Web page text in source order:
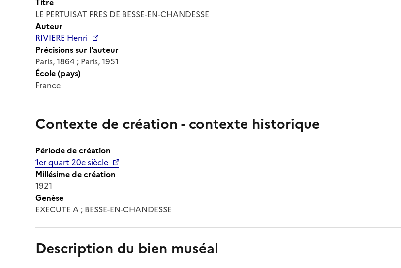
LE PERTUISAT PRES DE BESSE-EN-CHANDESSE
Auteur
RIVIERE Henri
Précisions sur l'auteur
Paris, 1864 ; Paris, 1951
École (pays)
France
Contexte de création - contexte historique
Période de création
1er quart 20e siècle
Millésime de création
1921
Genèse
EXECUTE A ; BESSE-EN-CHANDESSE
Description du bien muséal